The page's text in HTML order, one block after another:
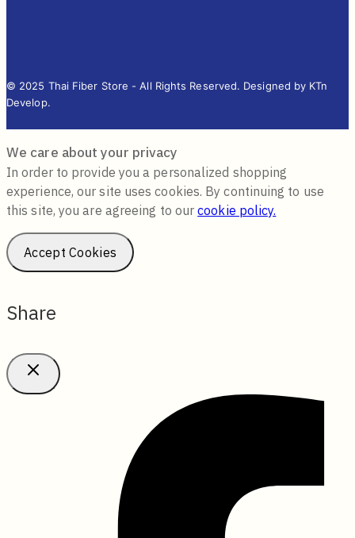
© 2025 Thai Fiber Store - All Rights Reserved. Designed by KTn
Develop.
We care about your privacy
In order to provide you a personalized shopping
experience, our site uses cookies. By continuing to use
this site, you are agreeing to ourcookie policy.
Accept Cookies
Share